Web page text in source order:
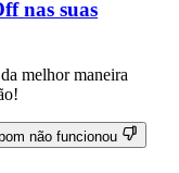
nas suas
melhor maneira
não funcionou